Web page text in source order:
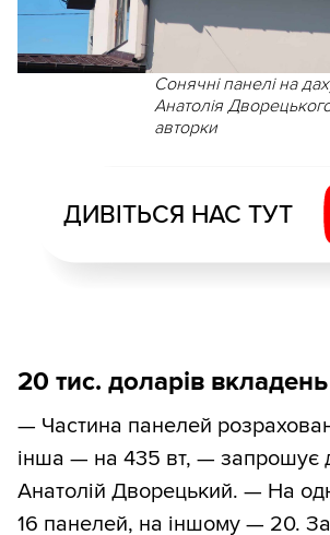
Сонячні панелі на
Анатолія
авторки
ДИВІТЬСЯ НАС ТУТ
20 тис. доларів вкладень
— Частина панелей
інша — на 435 вт, — запрошує
Анатолій Дворецький. — На
16 панелей, на іншому — 20.